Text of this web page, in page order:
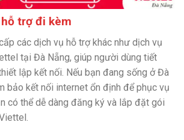
trợ đi kèm
các dịch vụ hỗ trợ khác như dịch vụ
tại Đà Nẵng, giúp người dùng tiết
lập kết nối. Nếu bạn đang sống ở Đà
bảo kết nối internet ổn định để phục vụ
có thể dễ dàng đăng ký và lắp đặt gói